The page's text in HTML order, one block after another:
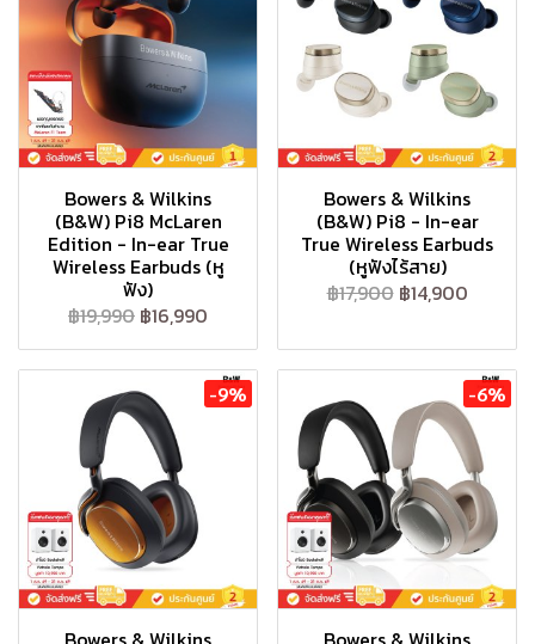
Bowers & Wilkins
(B&W) Pi8 McLaren
Edition - In-ear True
Wireless Earbuds (หู
ฟัง)
฿19,990 ฿16,990
Bowers & Wilkins
(B&W) Pi8 - In-ear
True Wireless Earbuds
(หูฟังไร้สาย)
฿17,900 ฿14,900
-9% -6%